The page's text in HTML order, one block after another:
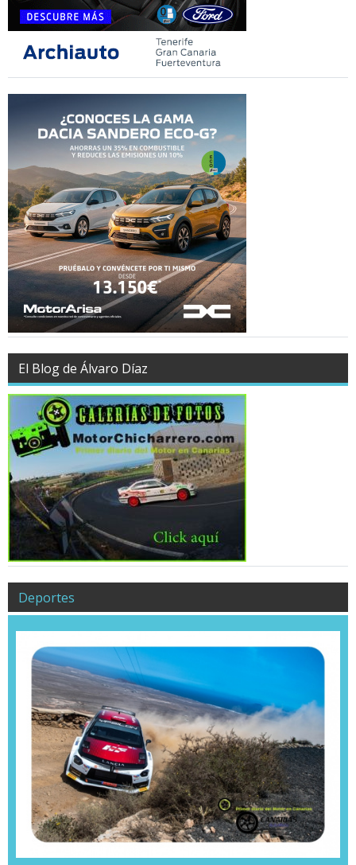
El Blog de Álvaro Díaz
Deportes